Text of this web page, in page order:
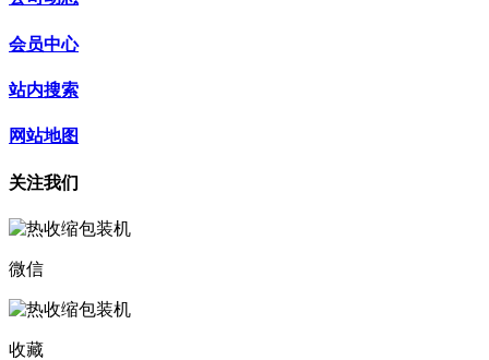
会员中心
站内搜索
网站地图
关注我们
微信
收藏